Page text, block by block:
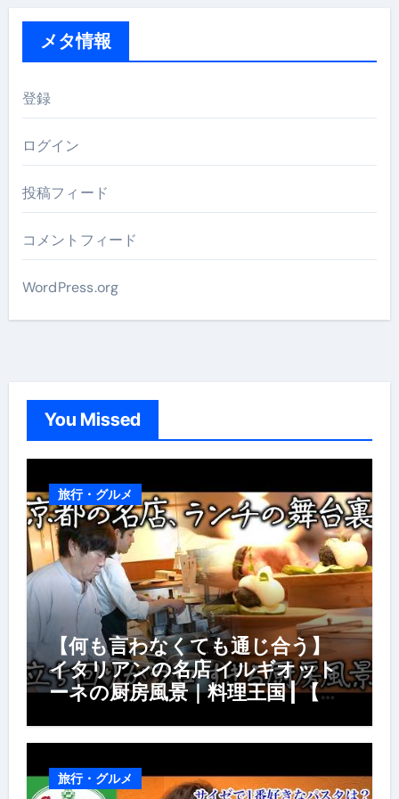
メタ情報
登録
ログイン
投稿フィード
コメントフィード
WordPress.org
You Missed
旅行・グルメ
【何も言わなくても通じ合う】
イタリアンの名店 イルギオット
ーネの厨房風景｜料理王国 | 【厨
風景】
旅行・グルメ